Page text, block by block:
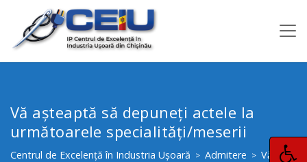
Vă aşteaptă să depuneţi actele la
următoarele specialităţi/meserii
Centrul de Excelență în Industria Ușoară > Admitere > Vă